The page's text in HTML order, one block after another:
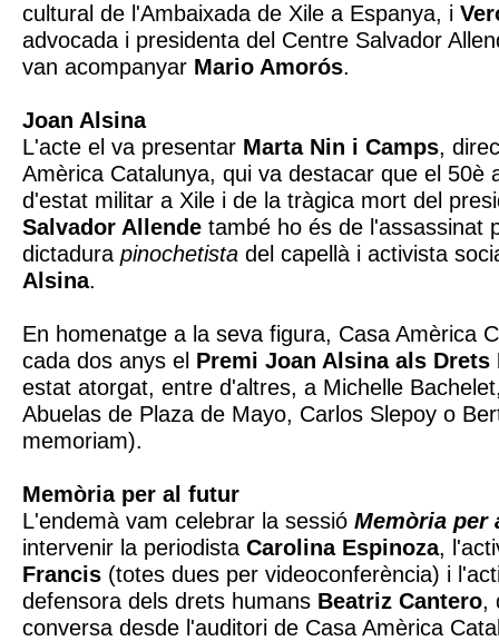
cultural de l'Ambaixada de Xile a Espanya, i
advocada i presidenta del Centre Salvador
van acompanyar Mario Amorós.
Joan Alsina
L'acte el va presentar Marta Nin i Camps,
Amèrica Catalunya, qui va destacar que el 50è
d'estat militar a Xile i de la tràgica mort del
Salvador Allende també ho és de l'assassinat
dictadura pinochetista del capellà i activista
Alsina.
En homenatge a la seva figura, Casa Amèrica
cada dos anys el Premi Joan Alsina als Drets
estat atorgat, entre d'altres, a Michelle
Abuelas de Plaza de Mayo, Carlos Slepoy o
memoriam).
Memòria per al futur
L'endemà vam celebrar la sessió Memòria per
intervenir la periodista Carolina Espinoza,
Francis (totes dues per videoconferència) i
defensora dels drets humans Beatriz Cantero,
conversa desde l'auditori de Casa Amèrica